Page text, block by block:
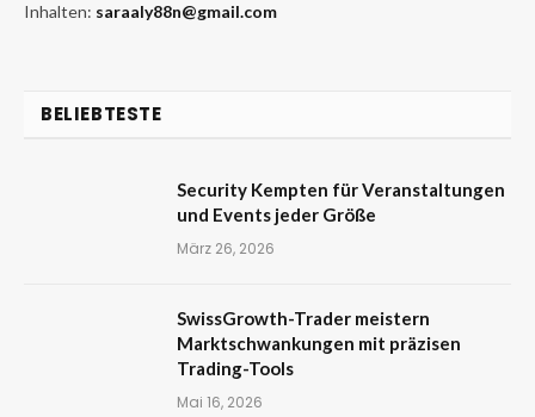
Inhalten: saraaly88n@gmail.com
BELIEBTESTE
Security Kempten für Veranstaltungen
und Events jeder Größe
März 26, 2026
SwissGrowth-Trader meistern
Marktschwankungen mit präzisen
Trading-Tools
Mai 16, 2026